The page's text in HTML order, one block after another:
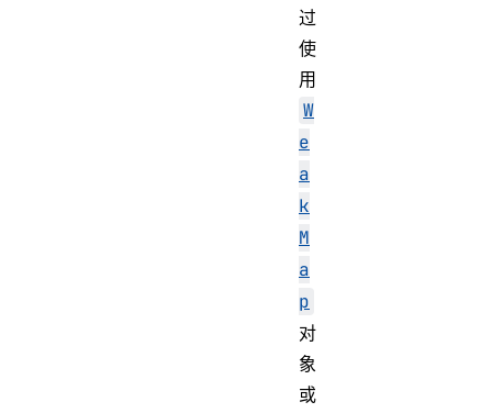
过
使
用
W
e
a
k
M
a
p
对
象
或